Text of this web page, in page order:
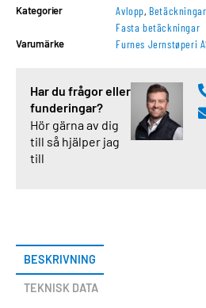
Kategorier
Avlopp,
Fasta betäckningar
Varumärke Furnes Jernstøperi
Har du frågor eller
funderingar?
Hör gärna av dig
till så hjälper jag
till
BESKRIVNING
TEKNISK DATA